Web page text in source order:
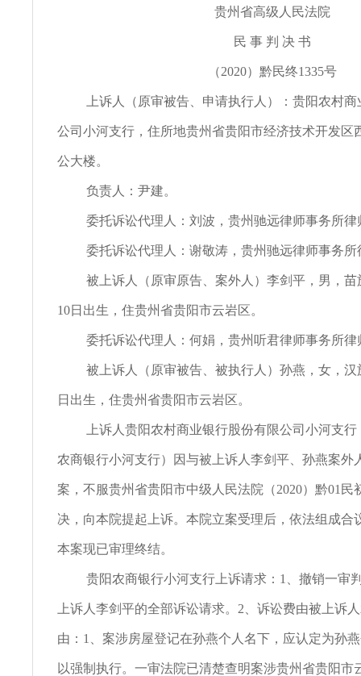
贵州省高级人民法院
民 事 判 决 书
（2020）黔民终1335号
上诉人（原审被告、申请执行人）：贵阳农村
公司小河支行，住所地贵州省贵阳市经济技术开发区
公大楼。
负责人：尹建。
委托诉讼代理人：刘波，贵州驰远律师事务所律
委托诉讼代理人：谢敬涛，贵州驰远律师事务所
被上诉人（原审原告、案外人）李剑平，男，苗
10日出生，住贵州省贵阳市云岩区。
委托诉讼代理人：何娟，贵州听君律师事务所律
被上诉人（原审被告、被执行人）孙燕，女，汉
日出生，住贵州省贵阳市云岩区。
上诉人贵阳农村商业银行股份有限公司小河支
农商银行小河支行）因与被上诉人李剑平、孙燕案外
案，不服贵州省贵阳市中级人民法院（2020）黔01民
决，向本院提起上诉。本院立案受理后，依法组成合
本案现已审理终结。
贵阳农商银行小河支行上诉请求：1、撤销一审
上诉人李剑平的全部诉讼请求。2、诉讼费由被上诉
由：1、案涉房屋登记在孙燕个人名下，应认定为孙
以强制执行。一审法院已清楚查明案涉贵州省贵阳市